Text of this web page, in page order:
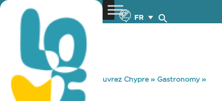
FR
You are here: Home »Découvrez Chypre» Gastronomy»
GEORGES FISH & CHIPS